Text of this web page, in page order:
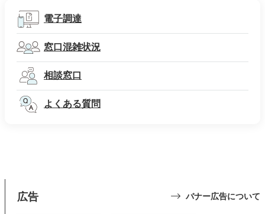
電子調達
窓口混雑状況
相談窓口
よくある質問
広告 バナー広告について